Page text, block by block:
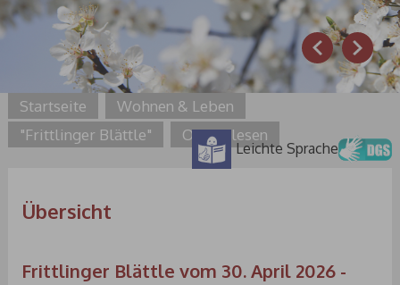
Prev Next
Startseite
Wohnen & Leben
"Frittlinger Blättle"
Online lesen
Übersicht
Frittlinger Blättle vom 30. April 2026 -
Leichte Sprache